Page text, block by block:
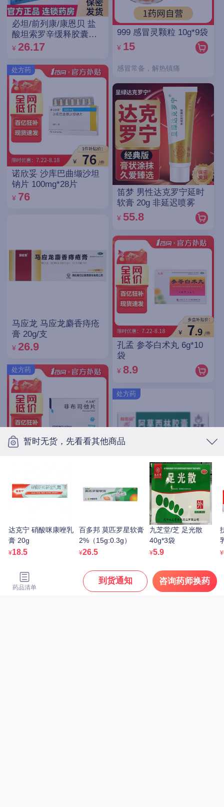
药品清单
到货通知 咨询药师换药
暂时无货，先看看其他商品
达克宁 硝酸咪康唑乳
膏 20g
¥18.5
百多邦 莫匹罗星软膏
2%（15g:0.3g）
¥26.5
九芝堂/芝 足光散
40g*3袋
¥5.9 ¥
必坦/前列康/康恩贝 盐
酸坦索罗辛缓释胶囊
0.2mg*14粒/盒
¥ 26.17
处方药
诺欣妥 沙库巴曲缬沙坦
钠片 100mg*28片
¥ 76
马应龙 马应龙麝香痔疮
膏 20g/支
¥ 26.9
处方药
40mg*7片*4板
¥ 15.9
999 感冒灵颗粒 10g*9袋
¥ 15
感冒常备，解热镇痛
笛梦 男性达克罗宁延时
软膏 20g 非延迟喷雾
¥ 55.8
孔孟 参苓白术丸 6g*10
袋
¥ 8.9
处方药
白云山/抗之霸/BYS/广药
白云山 阿莫西林胶囊
0.25g*10粒*5板